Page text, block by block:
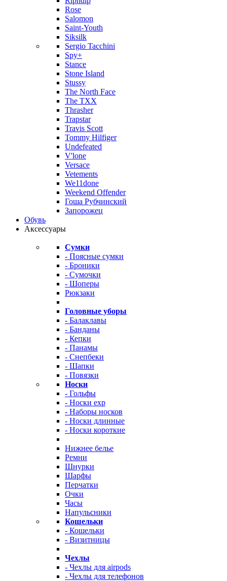
Rose
Salomon
Saint-Youth
Siksilk
Sergio Tacchini
Spy+
Stance
Stone Island
Stussy
The North Face
The TXX
Thrasher
Trapstar
Travis Scott
Tommy Hilfiger
Undefeated
V'lone
Versace
Vetements
We11done
Weekend Offender
Гоша Рубчинский
Запорожец
Обувь
Аксессуары
Сумки
- Поясные сумки
- Броники
- Сумочки
- Шоперы
Рюкзаки
Головные уборы
- Балаклавы
- Банданы
- Кепки
- Панамы
- Снепбеки
- Шапки
- Повязки
Носки
- Гольфы
- Носки exp
- Наборы носков
- Носки длинные
- Носки короткие
Нижнее белье
Ремни
Шнурки
Шарфы
Перчатки
Очки
Часы
Напульсники
Кошельки
- Кошельки
- Визитницы
Чехлы
- Чехлы для airpods
- Чехлы для телефонов